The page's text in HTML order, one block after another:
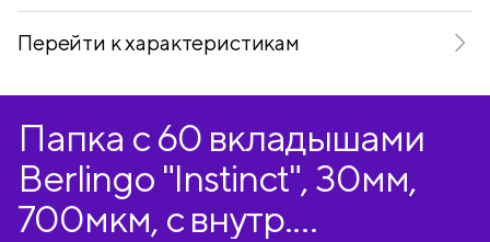
Перейти к характеристикам
Папка с 60 вкладышами
Berlingo "Instinct", 30мм,
700мкм, с внутр.